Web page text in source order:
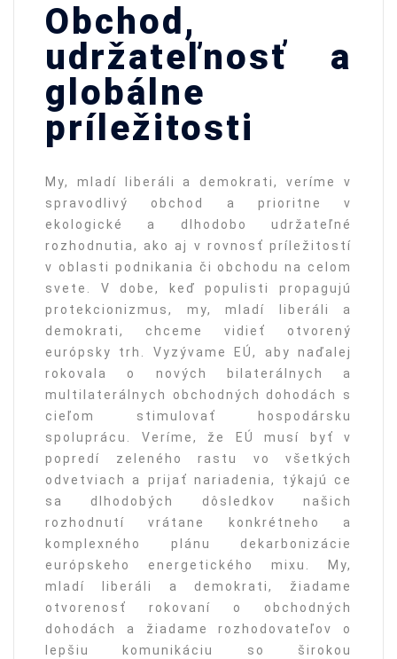
Obchod,
udržateľnosť a
globálne
príležitosti
My, mladí liberáli a demokrati, veríme v
spravodlivý obchod a prioritne v
ekologické a dlhodobo udržateľné
rozhodnutia, ako aj v rovnosť príležitostí
v oblasti podnikania či obchodu na celom
svete. V dobe, keď populisti propagujú
protekcionizmus, my, mladí liberáli a
demokrati, chceme vidieť otvorený
európsky trh. Vyzývame EÚ, aby naďalej
rokovala o nových bilaterálnych a
multilaterálnych obchodných dohodách s
cieľom stimulovať hospodársku
spoluprácu. Veríme, že EÚ musí byť v
popredí zeleného rastu vo všetkých
odvetviach a prijať nariadenia, týkajú ce
sa dlhodobých dôsledkov našich
rozhodnutí vrátane konkrétneho a
komplexného plánu dekarbonizácie
európskeho energetického mixu. My,
mladí liberáli a demokrati, žiadame
otvorenosť rokovaní o obchodných
dohodách a žiadame rozhodovateľov o
lepšiu komunikáciu so širokou